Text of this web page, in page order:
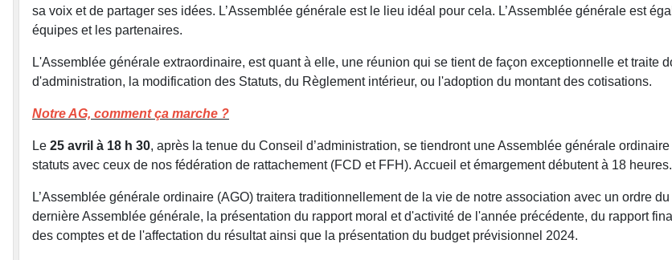
sa voix et de partager ses idées. L’Assemblée générale est le lieu idéal pour cela. L’Assemblée générale est
équipes et les partenaires.
L'Assemblée générale extraordinaire, est quant à elle, une réunion qui se tient de façon exceptionnelle et traite
d'administration, la modification des Statuts, du Règlement intérieur, ou l'adoption du montant des cotisations.
Notre AG, comment ça marche ?
Le 25 avril à 18 h 30, après la tenue du Conseil d’administration, se tiendront une Assemblée générale
statuts avec ceux de nos fédération de rattachement (FCD et FFH). Accueil et émargement débutent à 18 heures.
L’Assemblée générale ordinaire (AGO) traitera traditionnellement de la vie de notre association avec un ordre
dernière Assemblée générale, la présentation du rapport moral et d'activité de l'année précédente, du rapport
des comptes et de l'affectation du résultat ainsi que la présentation du budget prévisionnel 2024.